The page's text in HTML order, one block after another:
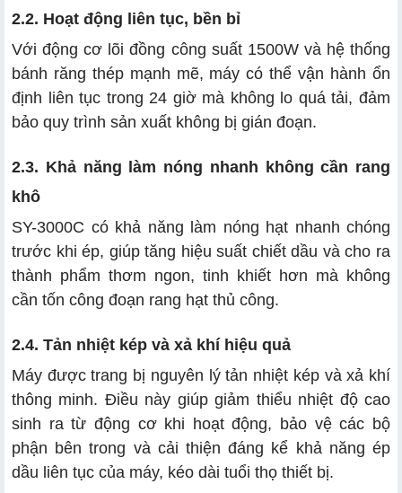
2.2. Hoạt động liên tục, bền bỉ
Với động cơ lõi đồng công suất 1500W và hệ thống
bánh răng thép mạnh mẽ, máy có thể vận hành ổn
định liên tục trong 24 giờ mà không lo quá tải, đảm
bảo quy trình sản xuất không bị gián đoạn.
2.3. Khả năng làm nóng nhanh không cần rang
khô
SY-3000C có khả năng làm nóng hạt nhanh chóng
trước khi ép, giúp tăng hiệu suất chiết dầu và cho ra
thành phẩm thơm ngon, tinh khiết hơn mà không
cần tốn công đoạn rang hạt thủ công.
2.4. Tản nhiệt kép và xả khí hiệu quả
Máy được trang bị nguyên lý tản nhiệt kép và xả khí
thông minh. Điều này giúp giảm thiểu nhiệt độ cao
sinh ra từ động cơ khi hoạt động, bảo vệ các bộ
phận bên trong và cải thiện đáng kể khả năng ép
dầu liên tục của máy, kéo dài tuổi thọ thiết bị.